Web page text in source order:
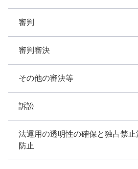
審判
審判審決
その他の審決等
訴訟
法運用の透明性の確保と独占禁
防止